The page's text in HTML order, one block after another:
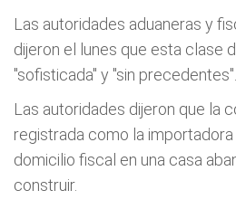
Las autoridades aduaneras y
dijeron el lunes que esta clase
"sofisticada" y "sin precedentes".
Las autoridades dijeron que la
registrada como la
domicilio fiscal en una casa
construir.